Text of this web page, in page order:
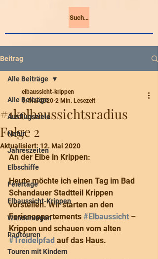
Suchen
Beitrag
Alle Beiträge
Ausflugsziele
Natur
Jahreszeiten
Elbschiffe
Feiertage
Elbaussicht-Krippen
Wanderungen
Radtouren
Touren mit Kindern
Alle Beiträge
#1kelbaussichtsradius
Folge 2
elbaussicht-krippen
6. Mai 2020 2 Min. Lesezeit
Aktualisiert: 12. Mai 2020
An der Elbe in Krippen:
Heute möchte ich einen Tag im Bad
Schandauer Stadtteil Krippen
vorstellen. Wir starten an den
Ferienappartements #Elbaussicht –
Krippen und schauen vom alten
#Treidelpfad auf das Haus.